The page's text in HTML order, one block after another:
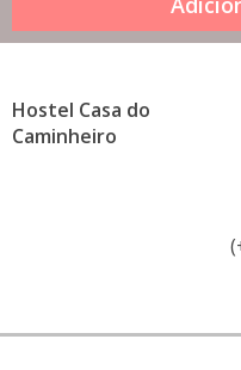
Hostel Casa do
Caminheiro